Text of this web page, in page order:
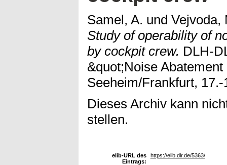
Samel, A. und Vejvoda,
Study of operability of
by cockpit crew. DLH-
&quot;Noise
Seeheim/Frankfurt,
Dieses Archiv kann
stellen.
elib-URL des
Eintrags:
https://elib.dlr.de/5363/